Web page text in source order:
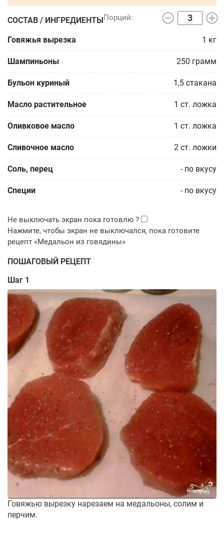
СОСТАВ / ИНГРЕДИЕНТЫ
Говяжья вырезка 1 кг
Шампиньоны 250 грамм
Бульон куриный 1,5 стакана
Масло растительное 1 ст. ложка
Оливковое масло 1 ст. ложка
Сливочное масло 2 ст. ложки
Соль, перец - по вкусу
Специи - по вкусу
ПОШАГОВЫЙ РЕЦЕПТ
Шаг 1
Говяжью вырезку нарезаем на медальоны, солим и
перчим.